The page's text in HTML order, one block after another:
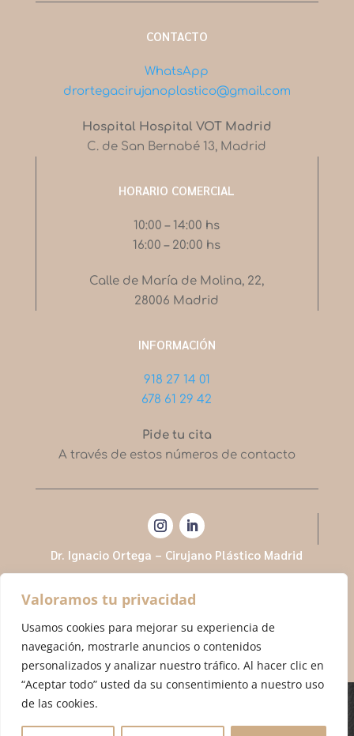
Valoramos tu privacidad
Usamos cookies para mejorar su experiencia de
navegación, mostrarle anuncios o contenidos
personalizados y analizar nuestro tráfico. Al hacer clic en
“Aceptar todo” usted da su consentimiento a nuestro uso
de las cookies.
CONTACTO
WhatsApp
drortegacirujanoplastico@gmail.com
Hospital Hospital VOT Madrid
C. de San Bernabé 13, Madrid
HORARIO COMERCIAL
10:00 – 14:00 hs
16:00 – 20:00 hs
Calle de María de Molina, 22,
28006 Madrid
INFORMACIÓN
918 27 14 01
678 61 29 42
Pide tu cita
A través de estos números de contacto
Dr. Ignacio Ortega – Cirujano Plástico Madrid